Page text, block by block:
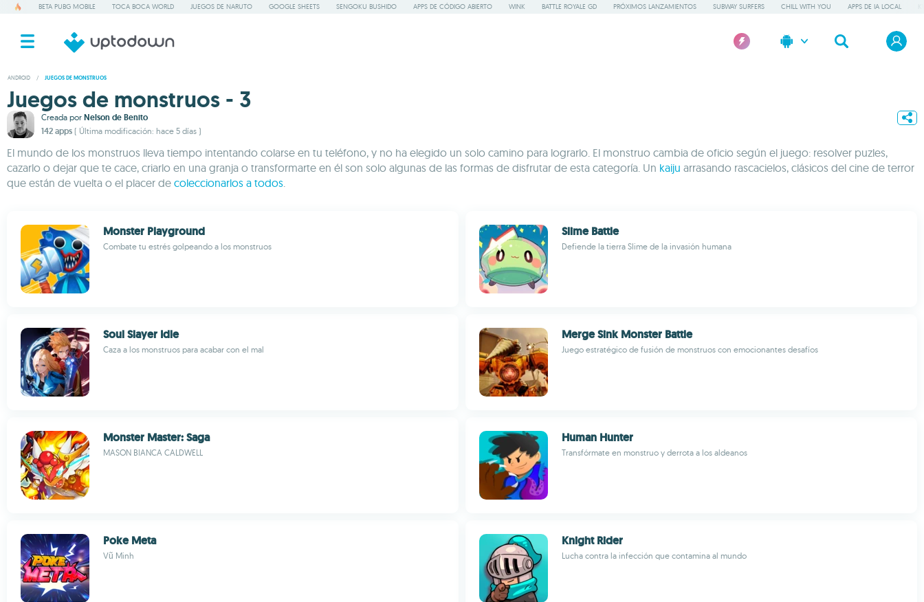
BETA PUBG MOBILE TOCA BOCA WORLD JUEGOS DE NARUTO GOOGLE SHEETS SENGOKU BUSHIDO APPS DE CÓDIGO ABIERTO WINK BATTLE ROYALE GD PRÓXIMOS LANZAMIENTOS SUBWAY SURFERS CHILL WITH YOU APPS DE IA LOCAL
ANDROID / JUEGOS DE MONSTRUOS
Juegos de monstruos - 3
Creada por Nelson de Benito
142 apps ( Última modificación: hace 5 días )
El mundo de los monstruos lleva tiempo intentando colarse en tu teléfono, y no ha elegido un solo camino para lograrlo. El monstruo cambia de oficio según el juego: resolver puzles,
cazarlo o dejar que te cace, criarlo en una granja o transformarte en él son solo algunas de las formas de disfrutar de esta categoría. Un kaiju arrasando rascacielos, clásicos del cine de terror
que están de vuelta o el placer de coleccionarlos a todos.
Monster Playground
Combate tu estrés golpeando a los monstruos
Slime Battle
Defiende la tierra Slime de la invasión humana
Soul Slayer Idle
Caza a los monstruos para acabar con el mal
Merge Sink Monster Battle
Juego estratégico de fusión de monstruos con emocionantes desafíos
Monster Master: Saga
MASON BIANCA CALDWELL
Human Hunter
Transfórmate en monstruo y derrota a los aldeanos
Poke Meta
Vũ Minh
Knight Rider
Lucha contra la infección que contamina al mundo